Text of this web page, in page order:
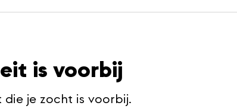
is voorbij
je zocht is voorbij.